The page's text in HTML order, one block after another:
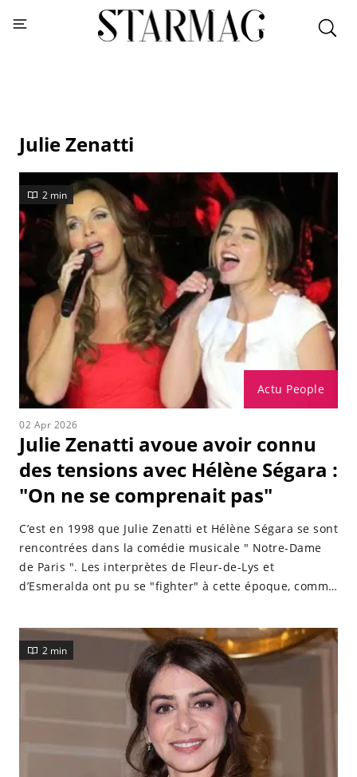
Julie Zenatti
Actu People
2 min
02 Apr 2026
Julie Zenatti avoue avoir connu
des tensions avec Hélène Ségara :
"On ne se comprenait pas"
C’est en 1998 que Julie Zenatti et Hélène Ségara se sont
rencontrées dans la comédie musicale " Notre-Dame
de Paris ". Les interprètes de Fleur-de-Lys et
d’Esmeralda ont pu se "fighter" à cette époque, comme
plateau de " Télématin " sur France 2.
2 min